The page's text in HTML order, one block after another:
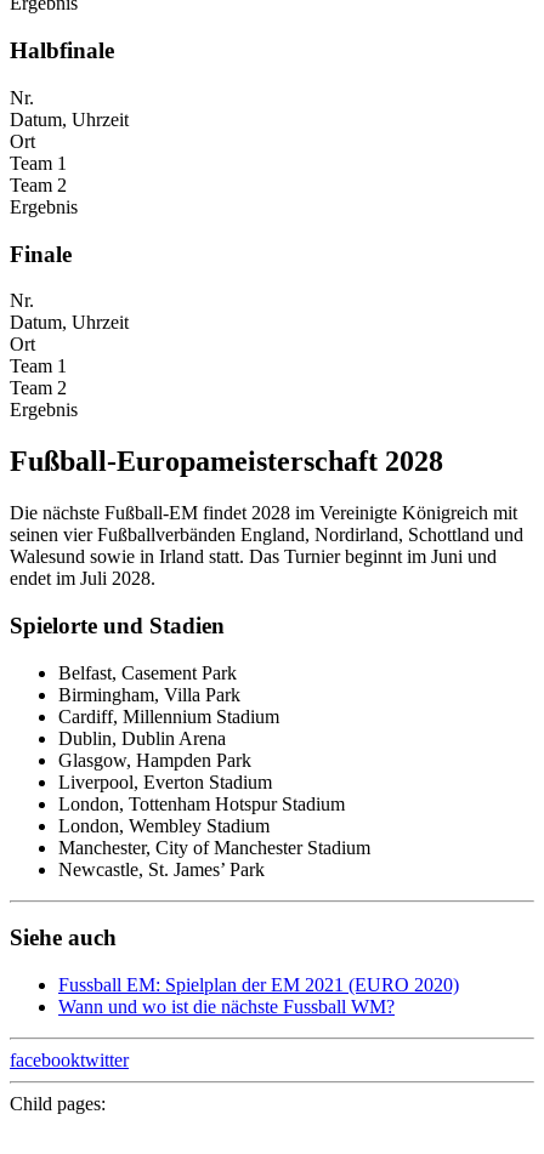
Halbfinale
Nr.
Datum, Uhrzeit
Ort
Team 1
Team 2
Ergebnis
Finale
Nr.
Datum, Uhrzeit
Ort
Team 1
Team 2
Ergebnis
Fußball-Europameisterschaft 2028
Die nächste Fußball-EM findet 2028 im Vereinigte Königreich mit
seinen vier Fußballverbänden England, Nordirland, Schottland und
Walesund sowie in Irland statt. Das Turnier beginnt im Juni und
endet im Juli 2028.
Spielorte und Stadien
Belfast, Casement Park
Birmingham, Villa Park
Cardiff, Millennium Stadium
Dublin, Dublin Arena
Glasgow, Hampden Park
Liverpool, Everton Stadium
London, Tottenham Hotspur Stadium
London, Wembley Stadium
Manchester, City of Manchester Stadium
Newcastle, St. James’ Park
Siehe auch
Fussball EM: Spielplan der EM 2021 (EURO 2020)
Wann und wo ist die nächste Fussball WM?
facebooktwitter
Child pages: